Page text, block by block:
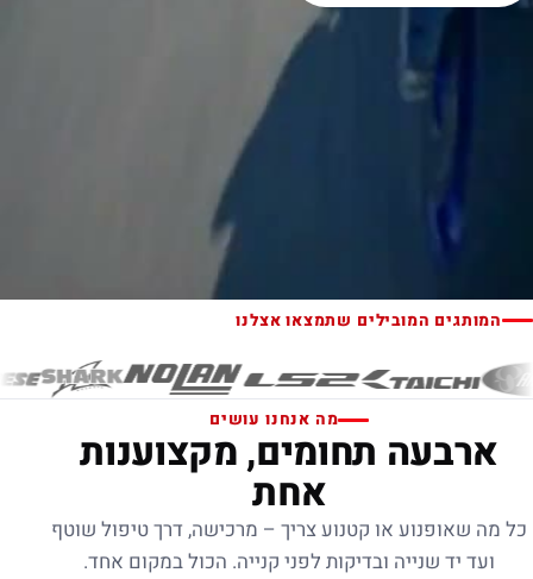
המותגים המובילים שתמצאו אצלנו
מה אנחנו עושים
ארבעה תחומים, מקצוענות
אחת
כל מה שאופנוע או קטנוע צריך – מרכישה, דרך טיפול שוטף
ועד יד שנייה ובדיקות לפני קנייה. הכול במקום אחד.